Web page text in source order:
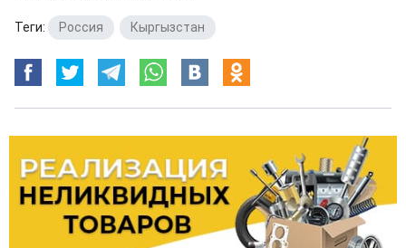
Теги: Россия Кыргызстан